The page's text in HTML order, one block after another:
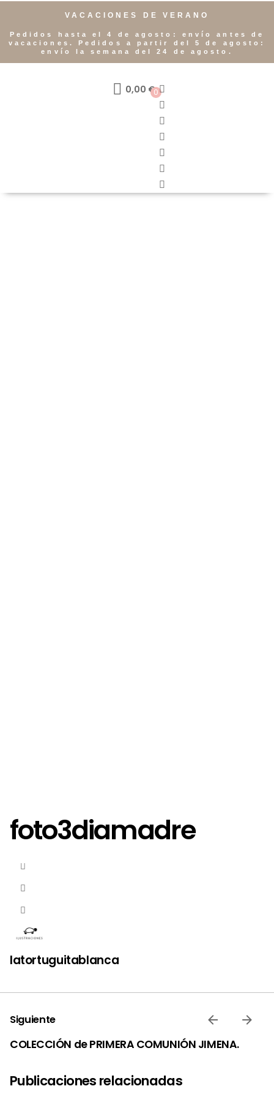
VACACIONES DE VERANO
Pedidos hasta el 4 de agosto: envío antes de
vacaciones. Pedidos a partir del 5 de agosto:
envío la semana del 24 de agosto.
0,00 €0
foto3diamadre
latortuguitablanca
Siguiente
COLECCIÓN de PRIMERA COMUNIÓN JIMENA.
Publicaciones relacionadas